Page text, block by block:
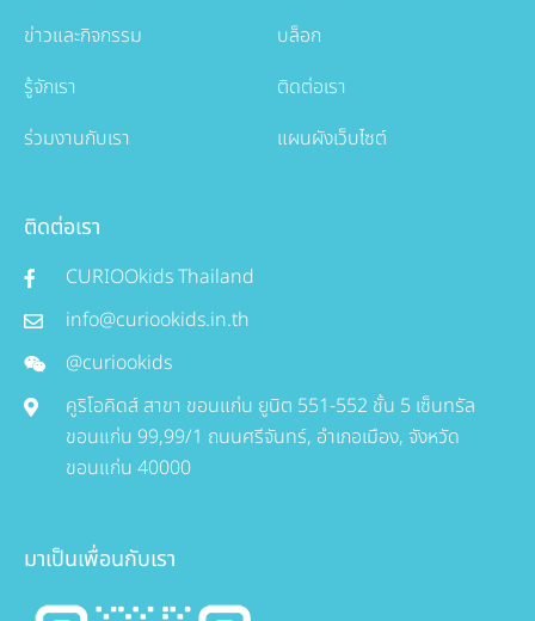
ข่าวและกิจกรรม
รู้จักเรา
ร่วมงานกับเรา
บล็อก
ติดต่อเรา
แผนผังเว็บไซต์
ติดต่อเรา
CURIOOkids Thailand
info@curiookids.in.th
@curiookids
คูริโอคิดส์ สาขา ขอนแก่น ยูนิต 551-552 ชั้น 5 เซ็นทรัล
ขอนแก่น 99,99/1 ถนนศรีจันทร์, อำเภอเมือง, จังหวัด
ขอนแก่น 40000
มาเป็นเพื่อนกับเรา